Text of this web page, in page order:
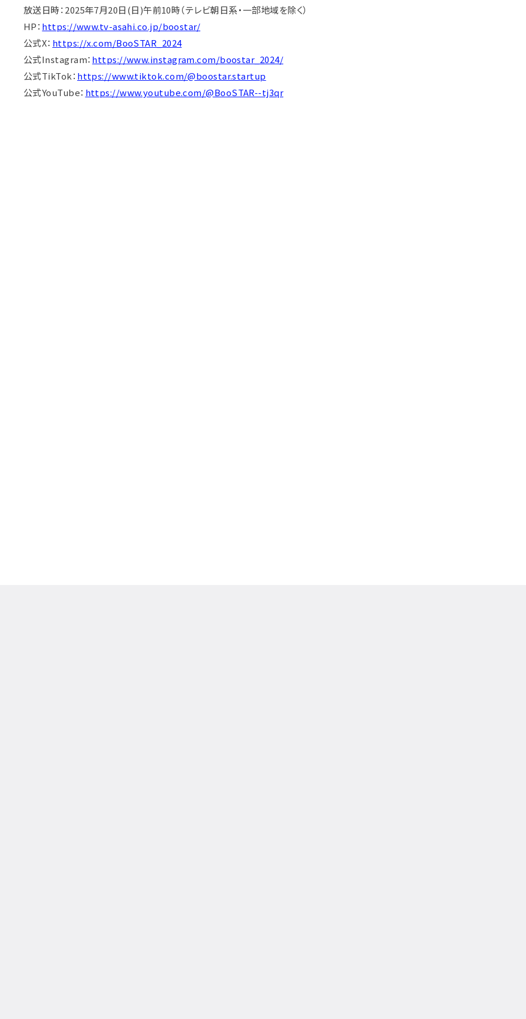
放送日時：2025年7月20日(日)午前10時（テレビ朝日系・一部地域を除く）
HP： https://www.tv-asahi.co.jp/boostar/
公式X： https://x.com/BooSTAR_2024
公式Instagram： https://www.instagram.com/boostar_2024/
公式TikTok： https://www.tiktok.com/@boostar.startup
公式YouTube： https://www.youtube.com/@BooSTAR--tj3qr